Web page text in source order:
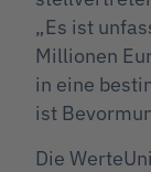
„Es ist
Millionen
in eine
ist
Die